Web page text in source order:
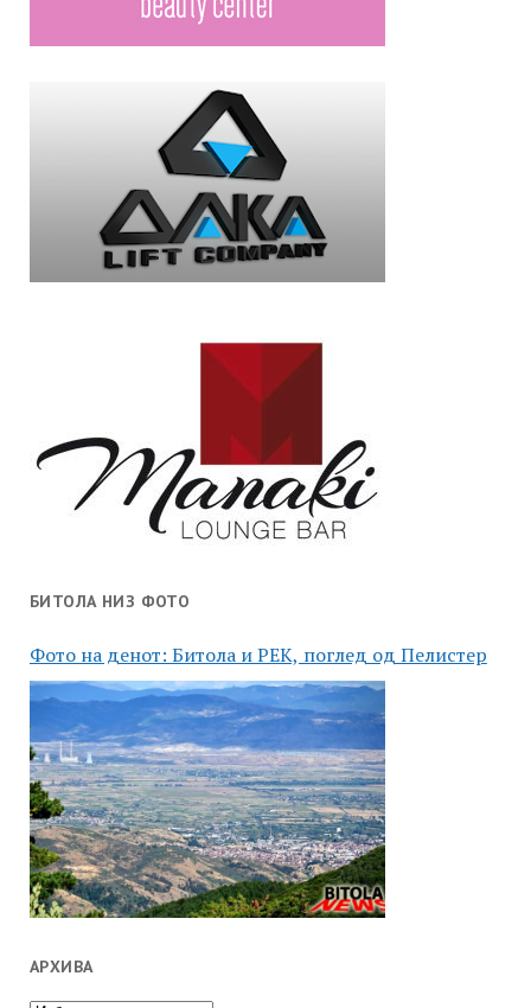
БИТОЛА НИЗ ФОТО
Фото на денот: Битола и РЕК, поглед од Пелистер
АРХИВА